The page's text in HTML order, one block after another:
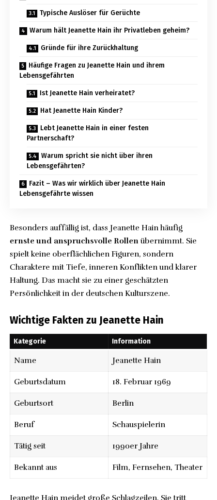
Typische Auslöser für Gerüchte
Warum hält Jeanette Hain ihr Privatleben geheim?
Gründe für ihre Zurückhaltung
Häufige Fragen zu Jeanette Hain und ihrem
Lebensgefährten
Ist Jeanette Hain verheiratet?
Hat Jeanette Hain Kinder?
Lebt Jeanette Hain in einer festen
Partnerschaft?
Warum spricht sie nicht über ihren
Lebensgefährten?
Fazit – Was wir wirklich über Jeanette Hain
Lebensgefährte wissen
Besonders auffällig ist, dass Jeanette Hain häufig
ernste und anspruchsvolle Rollenübernimmt. Sie
spielt keine oberflächlichen Figuren, sondern
Charaktere mit Tiefe, inneren Konflikten und klarer
Haltung. Das macht sie zu einer geschätzten
Persönlichkeit in der deutschen Kulturszene.
Wichtige Fakten zu Jeanette Hain
Kategorie Information
Name Jeanette Hain
Geburtsdatum 18. Februar 1969
Geburtsort Berlin
Beruf Schauspielerin
Tätig seit 1990er Jahre
Bekannt aus Film, Fernsehen, Theater
Jeanette Hain meidet große Schlagzeilen. Sie tritt